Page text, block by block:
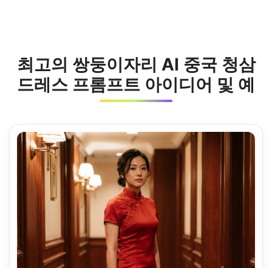
최고의 쌍둥이자리 AI 중국 청삼
드레스 프롬프트 아이디어 및 예